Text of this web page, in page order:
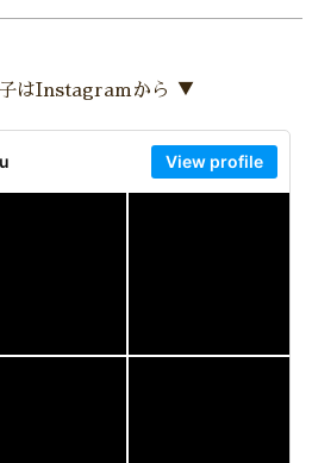
はInstagramから ▼
View profile